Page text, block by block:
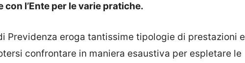
l’Ente per le varie pratiche.
Previdenza eroga tantissime tipologie di prestazioni e
confrontare in maniera esaustiva per espletare le